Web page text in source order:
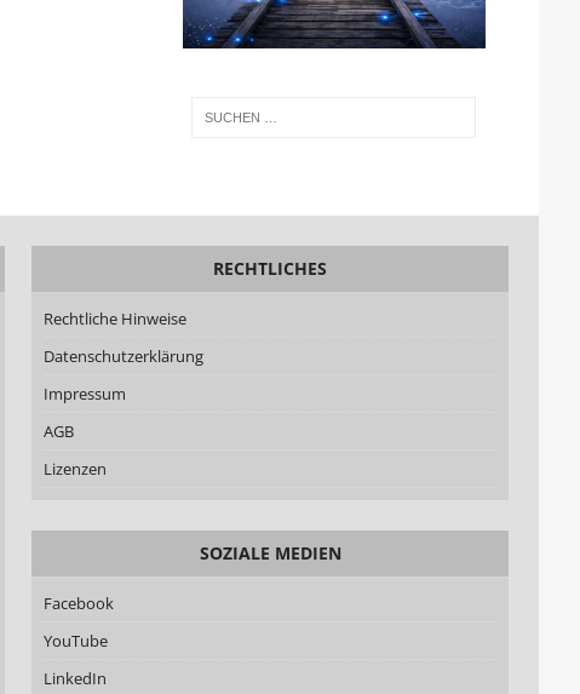
RECHTLICHES
Rechtliche Hinweise
Datenschutzerklärung
Impressum
AGB
Lizenzen
SOZIALE MEDIEN
Facebook
YouTube
LinkedIn